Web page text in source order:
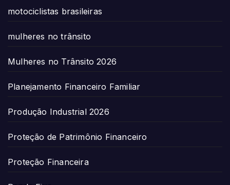
motociclistas brasileiras
mulheres no trânsito
Mulheres no Trânsito 2026
Planejamento Financeiro Familiar
Produção Industrial 2026
Proteção de Patrimônio Financeiro
Proteção Financeira